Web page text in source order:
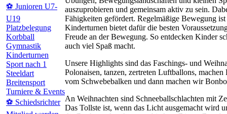
⚽ Junioren U7-
U19
Platzbelegung
Korbball
Gymnastik
Kinderturnen
Sport nach 1
Steeldart
Breitensport
Turniere & Events
⚽ Schiedsrichter
auszuprobieren und gemeinsam aktiv zu sein.
Fähigkeiten gefördert. Regelmäßige Bewegung
Kinderturnen bietet dafür die besten
Freude an der Bewegung. So entdecken Kinder
auch viel Spaß macht.
Unsere Highlights sind das Faschings- und
Polonaisen, tanzen, zertreten Luftballons,
vom Schwebebalken und dann machen wir
An Weihnachten sind Schneeballschlachten mit
Das Tollste ist, wenn das Licht ausgemacht wird